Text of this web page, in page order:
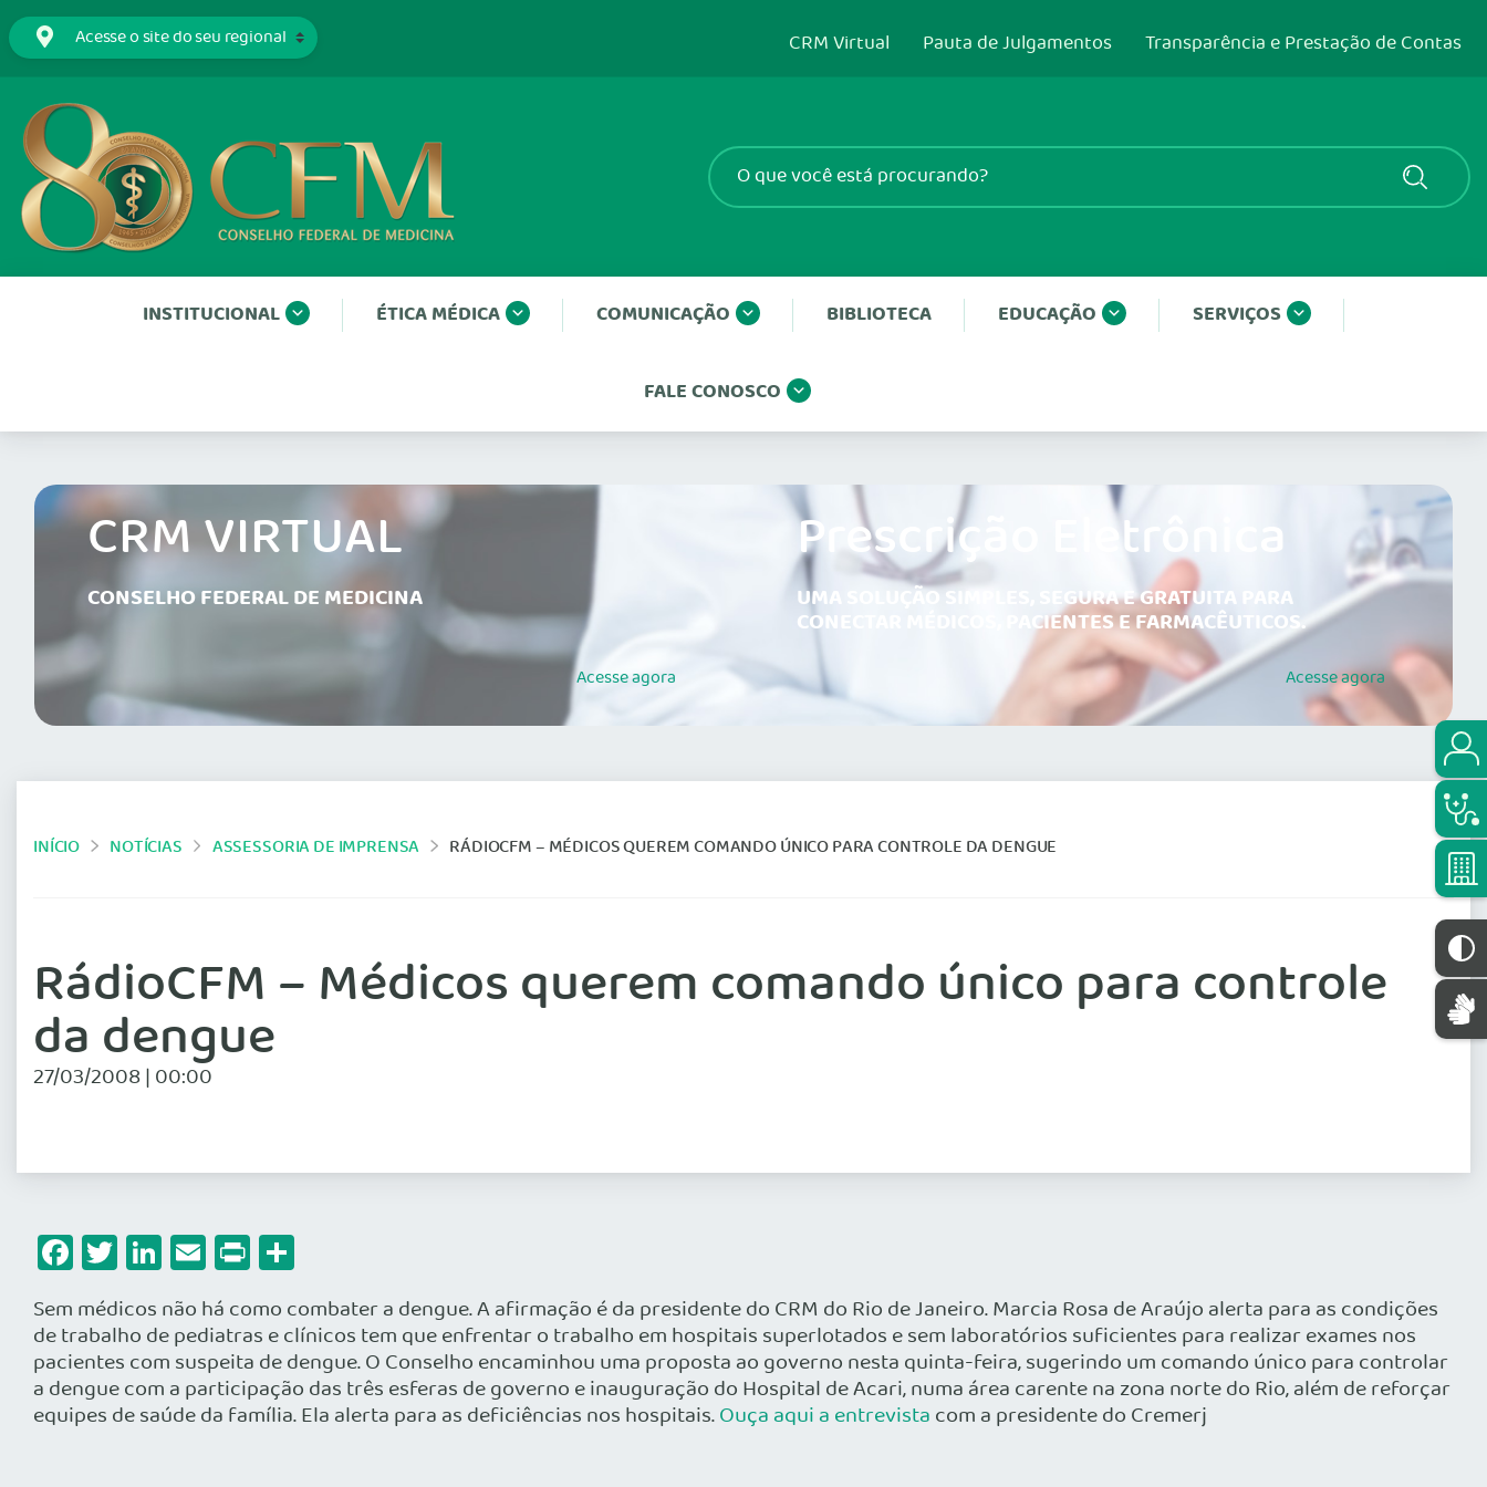
CRM Virtual Pauta de Julgamentos Transparência e Prestação de Contas
INSTITUCIONAL ÉTICA MÉDICA COMUNICAÇÃO BIBLIOTECA EDUCAÇÃO SERVIÇOS
FALE CONOSCO
CRM VIRTUAL
CONSELHO FEDERAL DE MEDICINA
Acesseagora
Prescrição Eletrônica
UMA SOLUÇÃO SIMPLES, SEGURA E GRATUITA PARA
CONECTAR MÉDICOS, PACIENTES E FARMACÊUTICOS.
Acesseagora
INÍCIO NOTÍCIAS ASSESSORIA DE IMPRENSA RÁDIOCFM – MÉDICOS QUEREM COMANDO ÚNICO PARA CONTROLE DA DENGUE
RádioCFM – Médicos querem comando único para controle
da dengue
27/03/2008 | 00:00
Facebook
Twitter
LinkedIn
Email
Print
Sem médicos não há como combater a dengue. A afirmação é da presidente do CRM do Rio de Janeiro. Marcia Rosa de Araújo alerta para as condições
de trabalho de pediatras e clínicos tem que enfrentar o trabalho em hospitais superlotados e sem laboratórios suficientes para realizar exames nos
pacientes com suspeita de dengue. O Conselho encaminhou uma proposta ao governo nesta quinta-feira, sugerindo um comando único para controlar
a dengue com a participação das três esferas de governo e inauguração do Hospital de Acari, numa área carente na zona norte do Rio, além de reforçar
equipes de saúde da família. Ela alerta para as deficiências nos hospitais.Ouça aqui a entrevista com a presidente do Cremerj